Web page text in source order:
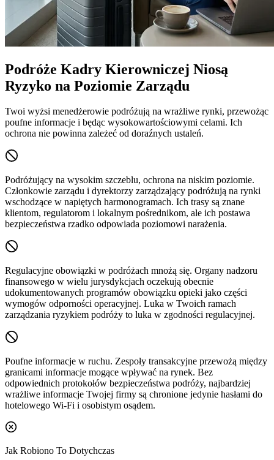
Podróże Kadry Kierowniczej Niosą
Ryzyko na Poziomie Zarządu
Twoi wyżsi menedżerowie podróżują na wrażliwe rynki, przewożąc
poufne informacje i będąc wysokowartościowymi celami. Ich
ochrona nie powinna zależeć od doraźnych ustaleń.
Podróżujący na wysokim szczeblu, ochrona na niskim poziomie.
Członkowie zarządu i dyrektorzy zarządzający podróżują na rynki
wschodzące w napiętych harmonogramach. Ich trasy są znane
klientom, regulatorom i lokalnym pośrednikom, ale ich postawa
bezpieczeństwa rzadko odpowiada poziomowi narażenia.
Regulacyjne obowiązki w podróżach mnożą się. Organy nadzoru
finansowego w wielu jurysdykcjach oczekują obecnie
udokumentowanych programów obowiązku opieki jako części
wymogów odporności operacyjnej. Luka w Twoich ramach
zarządzania ryzykiem podróży to luka w zgodności regulacyjnej.
Poufne informacje w ruchu. Zespoły transakcyjne przewożą między
granicami informacje mogące wpływać na rynek. Bez
odpowiednich protokołów bezpieczeństwa podróży, najbardziej
wrażliwe informacje Twojej firmy są chronione jedynie hasłami do
hotelowego Wi-Fi i osobistym osądem.
Jak Robiono To Dotychczas